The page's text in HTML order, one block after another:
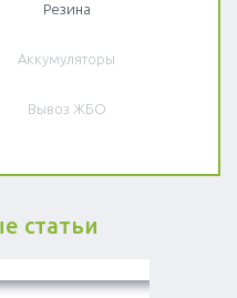
Резина
Аккумуляторы
Вывоз ЖБО
статьи